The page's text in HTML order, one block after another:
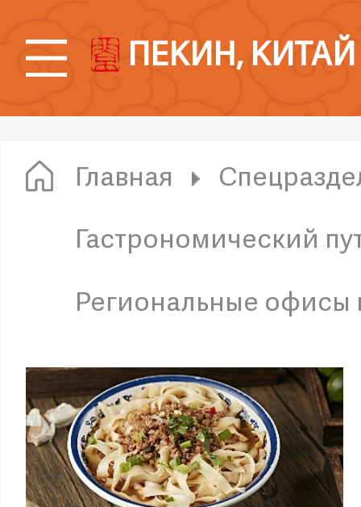
ПЕКИН, КИТАЙ
Главная
Гастрономический
Региональные офисы